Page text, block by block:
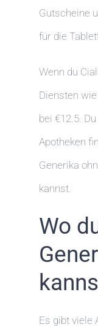
Gutscheine
für die
Wenn du
Diensten
bei €12.5.
Apotheken
Generika
kannst.
Wo
Es gibt viele